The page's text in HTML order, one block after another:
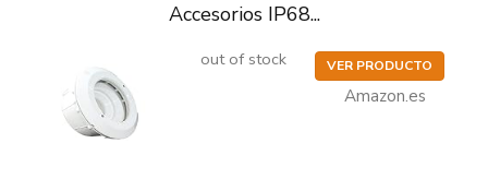
Accesorios IP68...
out of stock VER PRODUCTO
Amazon.es